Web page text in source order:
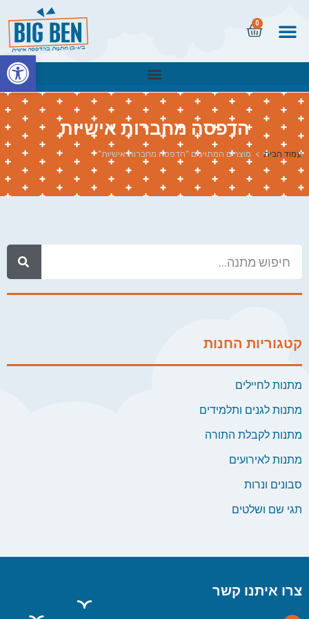
0
הדפסה מחברות אישיות
עמוד הבית > מוצרים המתויגים “הדפסה מחברות אישיות”
קטגוריות החנות
מתנות לחיילים
מתנות לגנים ותלמידים
מתנות לקבלת התורה
מתנות לאירועים
סבונים ונרות
תגי שם ושלטים
צרו איתנו קשר